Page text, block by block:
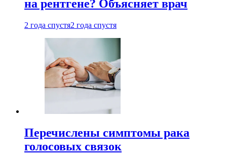
на рентгене? Объясняет врач
2 года спустя2 года спустя
Перечислены симптомы рака
голосовых связок